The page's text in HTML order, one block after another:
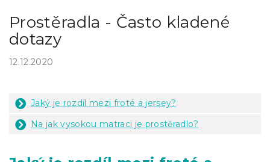
Prostěradla - Často kladené
dotazy
12.12.2020
Jaký je rozdíl mezi froté a jersey?
Na jak vysokou matraci je prostěradlo?